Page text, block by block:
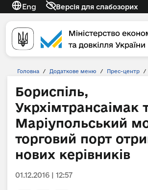
Eng Версія для слабозорих
Головна / Додаткове меню / Прес-центр /
Бориспіль,
Укрхімтрансаімак
Маріупольський
торговий порт
нових керівників
01.12.2016 | 12:57